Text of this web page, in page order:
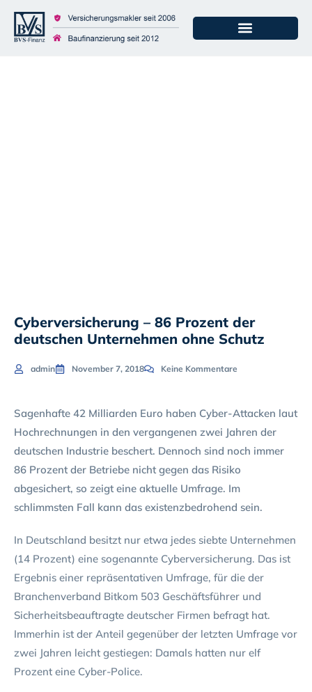
Cyberversicherung – 86 Prozent der
deutschen Unternehmen ohne Schutz
admin November 7, 2018 Keine Kommentare
Sagenhafte 42 Milliarden Euro haben Cyber-Attacken laut
Hochrechnungen in den vergangenen zwei Jahren der
deutschen Industrie beschert. Dennoch sind noch immer
86 Prozent der Betriebe nicht gegen das Risiko
abgesichert, so zeigt eine aktuelle Umfrage. Im
schlimmsten Fall kann das existenzbedrohend sein.
In Deutschland besitzt nur etwa jedes siebte Unternehmen
(14 Prozent) eine sogenannte Cyberversicherung. Das ist
Ergebnis einer repräsentativen Umfrage, für die der
Branchenverband Bitkom 503 Geschäftsführer und
Sicherheitsbeauftragte deutscher Firmen befragt hat.
Immerhin ist der Anteil gegenüber der letzten Umfrage vor
zwei Jahren leicht gestiegen: Damals hatten nur elf
Prozent eine Cyber-Police.